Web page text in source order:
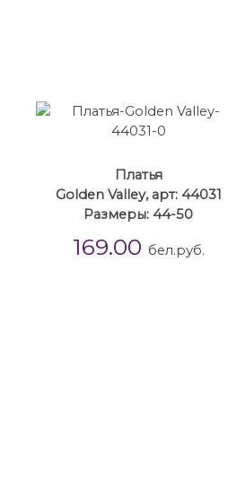
Платья
Golden Valley, арт: 44031
Размеры: 44-50
169.00 бел.руб.